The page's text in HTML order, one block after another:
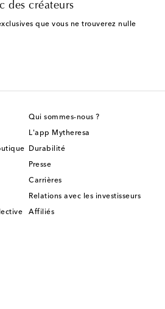
des créateurs
que vous ne trouverez nulle
Qui sommes-nous ?
L'app Mytheresa
Durabilité
Presse
Carrières
Relations avec les investisseurs
Affiliés